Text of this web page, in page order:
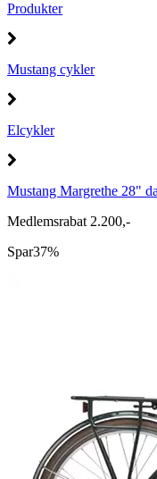
Produkter
Mustang cykler
Elcykler
Mustang Margrethe 28"
Medlemsrabat 2.200,-
Spar37%